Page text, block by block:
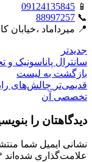
📱
09124135845
📞
88997257
📍 میرداماد ،خیابان
جدیدتر
سانترال پاناسونیک
بازگشت بە لیست
قدیمی‌تر چالش‌های
تخصصی آن
دیدگاهتان را
نشانی ایمیل شما
علامت‌گذاری شده‌اند